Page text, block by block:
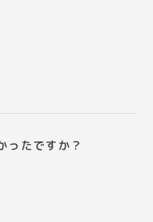
ったですか？